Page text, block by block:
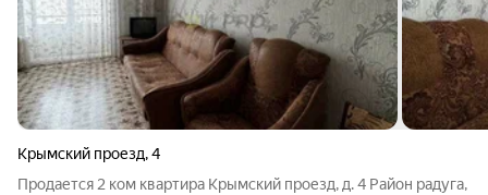
Крымский проезд,4
Продается 2 ком квартира Крымский проезд, д. 4 Район радуга,